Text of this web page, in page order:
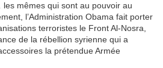
mêmes qui sont au pouvoir au
l’Administration Obama fait porter
terroristes le Front Al-Nosra,
de la rébellion syrienne qui a
la prétendue Armée